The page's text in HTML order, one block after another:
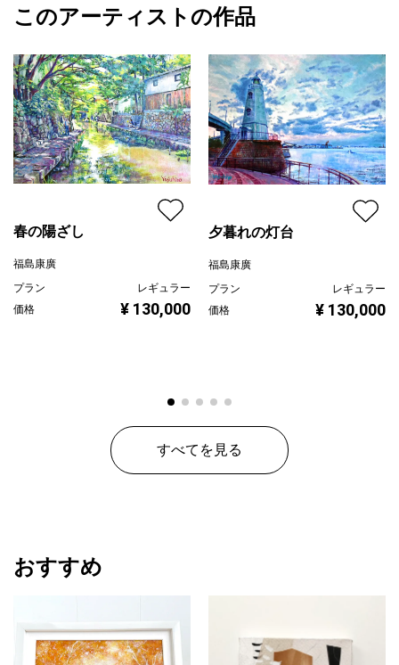
カラー
緑
ジャンル
風景画
配送目安
二週間以内
福島康廣
このアーティストの作品
春の陽ざし
福島康廣
プラン
レギュラー
価格
¥ 130,000
夕暮れの灯台
福島康廣
プラン
レギュラー
価格
¥ 130,000
すべてを見る
おすすめ